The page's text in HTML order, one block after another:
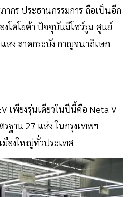
ากร ประธานกรรมการ ถือเป็นอีก
โตโยต้า ปัจจุบันมีโชว์รูม-ศูนย์
หง ลาดกระบัง กาญจนาภิเษก
เพียงรุ่นเดียวในปีนี้คือ Neta V
รฐาน 27 แห่ง ในกรุงเทพฯ
องใหญ่ทั่วประเทศ